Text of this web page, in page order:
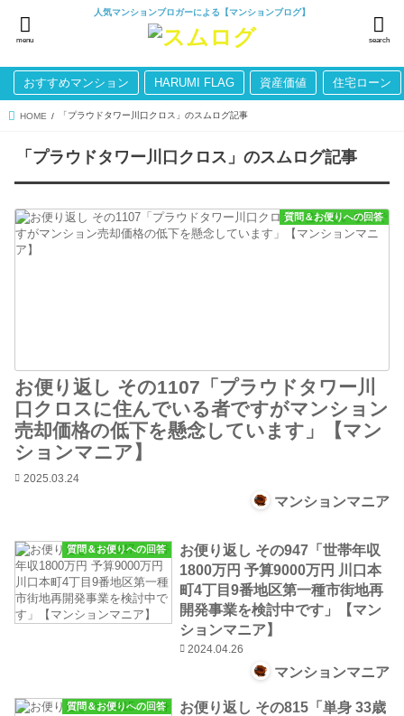
人気マンションブロガーによる【マンションブログ】
search
menu
おすすめマンション HARUMI FLAG 資産価値 住宅ローン
HOME 「プラウドタワー川口クロス」のスムログ記事
「プラウドタワー川口クロス」のスムログ記事
質問＆お便りへの回答
お便り返し その1107「プラウドタワー川
口クロスに住んでいる者ですがマンション
売却価格の低下を懸念しています」【マン
ションマニア】
2025.03.24
マンションマニア
質問＆お便りへの回答
お便り返し その947「世帯年収
1800万円 予算9000万円 川口本
町4丁目9番地区第一種市街地再
開発事業を検討中です」【マン
ションマニア】
2024.04.26
マンションマニア
質問＆お便りへの回答
お便り返し その815「単身 33歳